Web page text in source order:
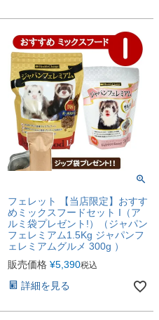
フェレット 【当店限定】おすす
めミックスフードセット I（ア
ルミ袋プレゼント!）（ジャパン
フェレミアム1.5Kg ジャパンフ
ェレミアムグルメ 300g ）
販売価格 ¥5,390税込
詳細を見る